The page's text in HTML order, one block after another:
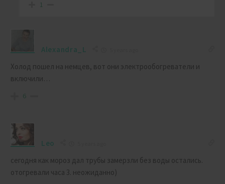
1
Alexandra_L
Холод пошел на немцев, вот они электрообогреватели и
включили…
6
Leo
сегодня как мороз дал трубы замерзли без воды остались.
отогревали часа 3. неожиданно)